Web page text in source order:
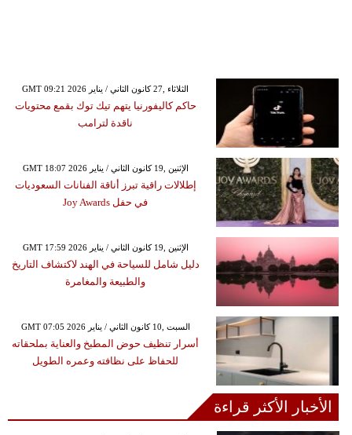
GMT 09:21 2026 الثلاثاء ,27 كانون الثاني / يناير
حاكم كاليفورنيا يتهم تيك توك بقمع محتويات
ناقدة لترامب
GMT 18:07 2026 الإثنين ,19 كانون الثاني / يناير
إطلالات راقية تبرز أناقة الفنانات السعوديات
في حفل Joy Awards
GMT 17:59 2026 الإثنين ,19 كانون الثاني / يناير
دليل شامل للسياحة في الهند لاكتشاف التاريخ
والطبيعة والمغامرة
GMT 07:05 2026 السبت ,10 كانون الثاني / يناير
أسرار تنظيف حوض المطبخ والعناية بملحقاته
للحفاظ على نظافته وعمره الطويل
الأخبار الأكثر قراءة